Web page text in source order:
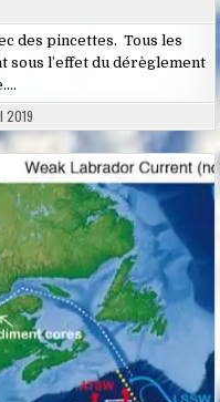
des pincettes. Tous les
sous l’effet du dérèglement
2019